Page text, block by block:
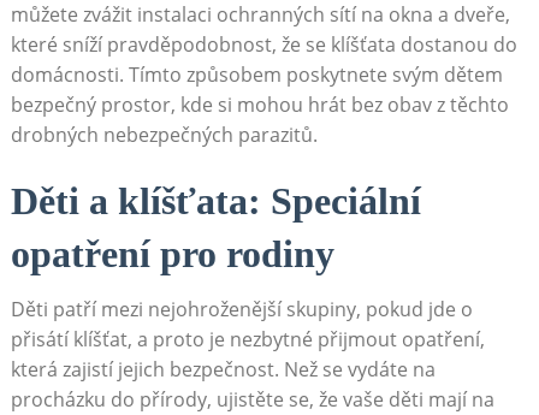
můžete zvážit instalaci ochranných sítí na okna a dveře,
které sníží pravděpodobnost, že se klíšťata dostanou do
domácnosti. Tímto způsobem poskytnete svým dětem
bezpečný prostor, kde si mohou hrát bez obav z těchto
drobných nebezpečných parazitů.
Děti a klíšťata: Speciální
opatření pro rodiny
Děti patří mezi nejohroženější skupiny, pokud jde o
přisátí klíšťat, a proto je nezbytné přijmout opatření,
která zajistí jejich bezpečnost. Než se vydáte na
procházku do přírody, ujistěte se, že vaše děti mají na